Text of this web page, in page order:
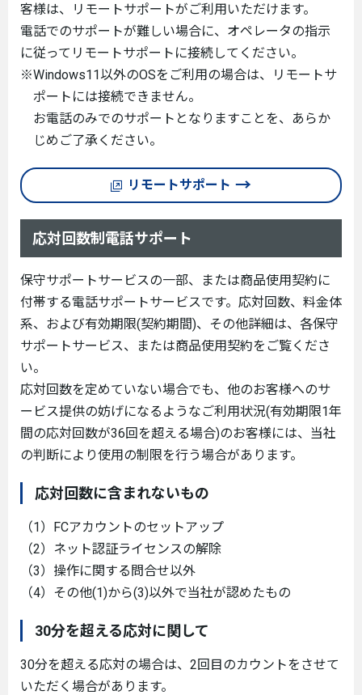
客様は、リモートサポートがご利用いただけます。
電話でのサポートが難しい場合に、オペレータの指示
に従ってリモートサポートに接続してください。
※Windows11以外のOSをご利用の場合は、リモートサ
ポートには接続できません。
お電話のみでのサポートとなりますことを、あらか
じめご了承ください。
リモートサポート
応対回数制電話サポート
保守サポートサービスの一部、または商品使用契約に
付帯する電話サポートサービスです。応対回数、料金体
系、および有効期限(契約期間)、その他詳細は、各保守
サポートサービス、または商品使用契約をご覧くださ
い。
応対回数を定めていない場合でも、他のお客様へのサ
ービス提供の妨げになるようなご利用状況(有効期限1年
間の応対回数が36回を超える場合)のお客様には、当社
の判断により使用の制限を行う場合があります。
応対回数に含まれないもの
（1）FCアカウントのセットアップ
（2）ネット認証ライセンスの解除
（3）操作に関する問合せ以外
（4）その他(1)から(3)以外で当社が認めたもの
30分を超える応対に関して
30分を超える応対の場合は、2回目のカウントをさせて
いただく場合があります。